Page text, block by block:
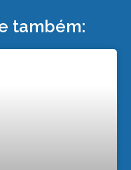
também: